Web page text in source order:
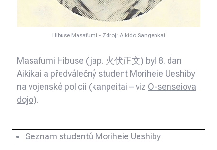
Hibuse Masafumi - Zdroj: Aikido Sangenkai
Masafumi Hibuse (jap. 火伏正文) byl 8. dan
Aikikai a předválečný student Moriheie Ueshiby
na vojenské policii (kanpeitai – viz O-senseiova
dojo).
Seznam studentů Moriheie Ueshiby